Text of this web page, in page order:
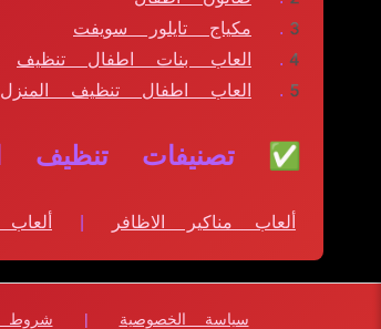
مكياج تايلور سويفت
العاب بنات اطفال تنظيف
العاب اطفال تنظيف المنزل
✅ تصنيفات تنظيف
ألعاب مناكير الاظافر |
سياسة الخصوصية | شروط